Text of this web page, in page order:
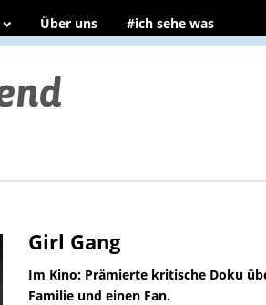
Über uns #ich sehe was
Girl Gang
Im Kino: Prämierte kritische Doku
Familie und einen Fan.